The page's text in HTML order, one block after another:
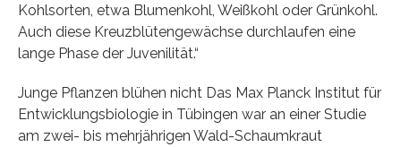
Kohlsorten, etwa Blumenkohl, Weißkohl oder Grünkohl.
Auch diese Kreuzblütengewächse durchlaufen eine
lange Phase der Juvenilität.“
Junge Pflanzen blühen nicht Das Max Planck Institut für
Entwicklungsbiologie in Tübingen war an einer Studie
am zwei- bis mehrjährigen Wald-Schaumkraut